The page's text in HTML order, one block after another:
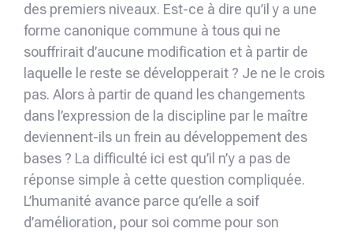
des premiers niveaux. Est-ce à dire qu’il y a une
forme canonique commune à tous qui ne
souffrirait d’aucune modification et à partir de
laquelle le reste se développerait ? Je ne le crois
pas. Alors à partir de quand les changements
dans l’expression de la discipline par le maître
deviennent-ils un frein au développement des
bases ? La difficulté ici est qu’il n’y a pas de
réponse simple à cette question compliquée.
L’humanité avance parce qu’elle a soif
d’amélioration, pour soi comme pour son